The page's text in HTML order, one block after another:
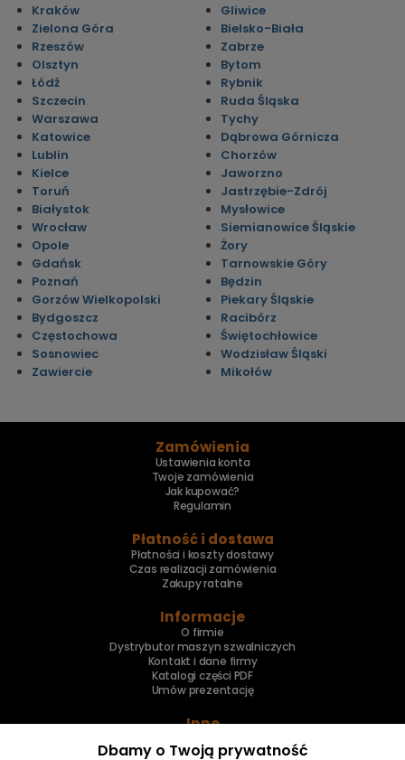
Kraków
Zielona Góra
Rzeszów
Olsztyn
Łódź
Szczecin
Warszawa
Katowice
Lublin
Kielce
Toruń
Białystok
Wrocław
Opole
Gdańsk
Poznań
Gorzów Wielkopolski
Bydgoszcz
Częstochowa
Sosnowiec
Zawiercie
Gliwice
Bielsko-Biała
Zabrze
Bytom
Rybnik
Ruda Śląska
Tychy
Dąbrowa Górnicza
Chorzów
Jaworzno
Jastrzębie-Zdrój
Mysłowice
Siemianowice Śląskie
Żory
Tarnowskie Góry
Będzin
Piekary Śląskie
Racibórz
Świętochłowice
Wodzisław Śląski
Mikołów
Zamówienia
Ustawienia konta
Twoje zamówienia
Jak kupować?
Regulamin
Płatność i dostawa
Płatności i koszty dostawy
Czas realizacji zamówienia
Zakupy ratalne
Informacje
O firmie
Dystrybutor maszyn szwalniczych
Kontakt i dane firmy
Katalogi części PDF
Umów prezentację
Inne
Naprawa maszyn
Dbamy o Twoją prywatność